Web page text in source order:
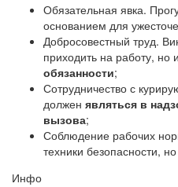
Обязательная явка.
основанием для
Добросовестный труд.
приходить на работу, но и
обязанности;
Сотрудничество с
должен являться в
вызова;
Соблюдение рабочих
техники безопасности,
Инфо